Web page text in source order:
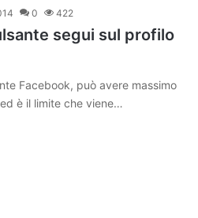
0 422
segui sul profilo
Facebook, può avere massimo
è il limite che viene…